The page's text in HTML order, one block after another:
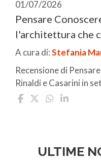
01/07/2026
Pensare
l'architettura che
A cura di:Stefania
Recensione di
Rinaldi e Casarini in
ULTIME